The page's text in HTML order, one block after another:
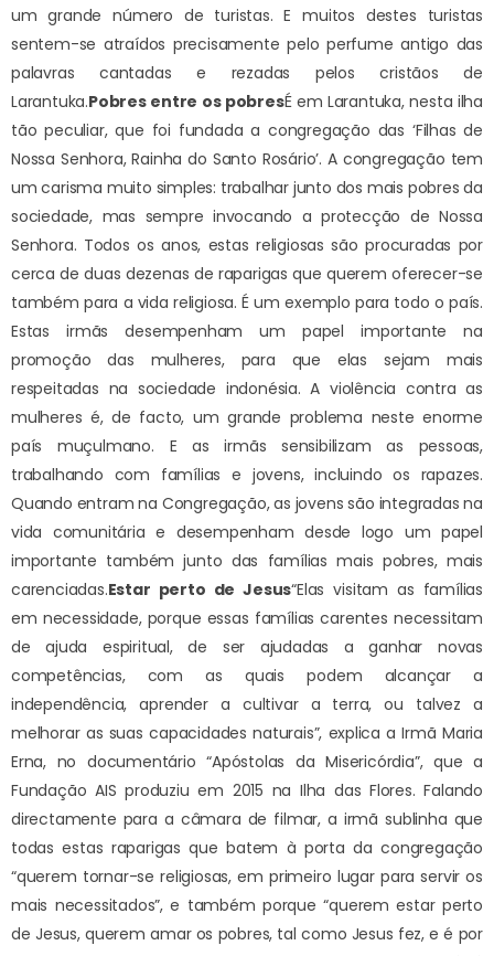
um grande número de turistas. E muitos destes turistas
sentem-se atraídos precisamente pelo perfume antigo das
palavras cantadas e rezadas pelos cristãos de
Larantuka.Pobres entre os pobresÉ em Larantuka, nesta ilha
tão peculiar, que foi fundada a congregação das ‘Filhas de
Nossa Senhora, Rainha do Santo Rosário’. A congregação tem
um carisma muito simples: trabalhar junto dos mais pobres da
sociedade, mas sempre invocando a protecção de Nossa
Senhora. Todos os anos, estas religiosas são procuradas por
cerca de duas dezenas de raparigas que querem oferecer-se
também para a vida religiosa. É um exemplo para todo o país.
Estas irmãs desempenham um papel importante na
promoção das mulheres, para que elas sejam mais
respeitadas na sociedade indonésia. A violência contra as
mulheres é, de facto, um grande problema neste enorme
país muçulmano. E as irmãs sensibilizam as pessoas,
trabalhando com famílias e jovens, incluindo os rapazes.
Quando entram na Congregação, as jovens são integradas na
vida comunitária e desempenham desde logo um papel
importante também junto das famílias mais pobres, mais
carenciadas.Estar perto de Jesus“Elas visitam as famílias
em necessidade, porque essas famílias carentes necessitam
de ajuda espiritual, de ser ajudadas a ganhar novas
competências, com as quais podem alcançar a
independência, aprender a cultivar a terra, ou talvez a
melhorar as suas capacidades naturais”, explica a Irmã Maria
Erna, no documentário “Apóstolas da Misericórdia”, que a
Fundação AIS produziu em 2015 na Ilha das Flores. Falando
directamente para a câmara de filmar, a irmã sublinha que
todas estas raparigas que batem à porta da congregação
“querem tornar-se religiosas, em primeiro lugar para servir os
mais necessitados”, e também porque “querem estar perto
de Jesus, querem amar os pobres, tal como Jesus fez, e é por